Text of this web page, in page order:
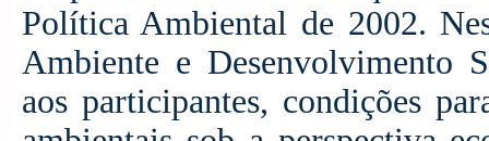
Política Ambiental de 2002.
Ambiente e Desenvolvimento
aos participantes, condições